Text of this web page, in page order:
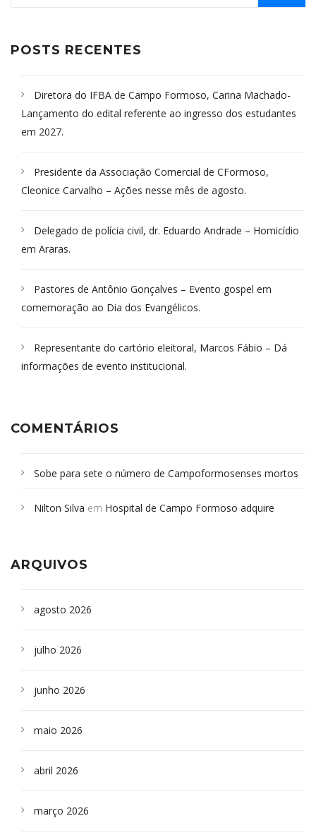
POSTS RECENTES
Diretora do IFBA de Campo Formoso, Carina Machado-
Lançamento do edital referente ao ingresso dos estudantes
em 2027.
Presidente da Associação Comercial de CFormoso,
Cleonice Carvalho – Ações nesse mês de agosto.
Delegado de polícia civil, dr. Eduardo Andrade – Homicídio
em Araras.
Pastores de Antônio Gonçalves – Evento gospel em
comemoração ao Dia dos Evangélicos.
Representante do cartório eleitoral, Marcos Fábio – Dá
informações de evento institucional.
COMENTÁRIOS
Sobe para sete o número de Campoformosenses mortos
Campoformosenses que morreram em desabamentos são
Nilton Silva em Hospital de Campo Formoso adquire
ARQUIVOS
agosto 2026
julho 2026
junho 2026
maio 2026
abril 2026
março 2026